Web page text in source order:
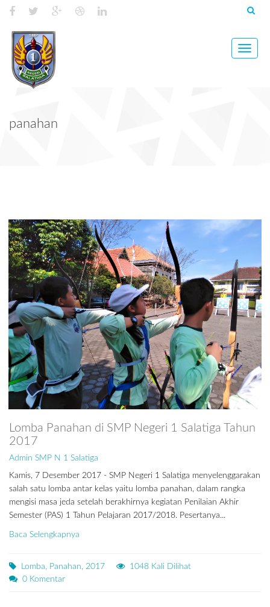
Toggle
panahan
Lomba Panahan di SMP Negeri 1 Salatiga Tahun
2017
Admin SMP N 1 Salatiga
Kamis, 7 Desember 2017 - SMP Negeri 1 Salatiga menyelenggarakan
salah satu lomba antar kelas yaitu lomba panahan, dalam rangka
mengisi masa jeda setelah berakhirnya kegiatan Penilaian Akhir
Semester (PAS) 1 Tahun Pelajaran 2017/2018. Pesertanya...
Baca Selengkapnya
Lomba, Panahan, 2017
1048 Kali Dilihat
0 Komentar